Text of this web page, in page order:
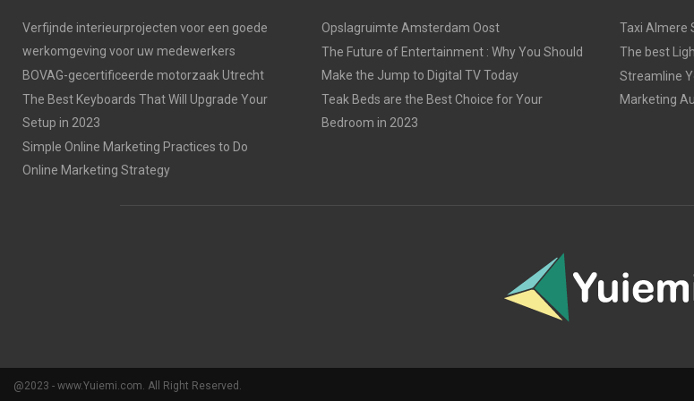
Verfijnde interieurprojecten voor een goede
werkomgeving voor uw medewerkers
BOVAG-gecertificeerde motorzaak Utrecht
The Best Keyboards That Will Upgrade Your
Setup in 2023
Simple Online Marketing Practices to Do
Online Marketing Strategy
Opslagruimte Amsterdam Oost
The Future of Entertainment : Why You Should
Make the Jump to Digital TV Today
Teak Beds are the Best Choice for Your
Bedroom in 2023
Taxi Almere
The best
Streamline
Marketing
@2023 - www.Yuiemi.com. All Right Reserved.